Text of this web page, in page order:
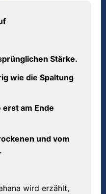
ünglichen Stärke.
wie die Spaltung
am Ende
und vom
wird erzählt,